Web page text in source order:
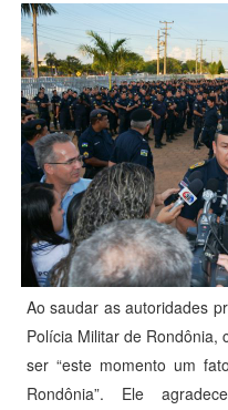
Ao saudar as autoridades
Polícia Militar de
ser “este momento um
Rondônia”. Ele